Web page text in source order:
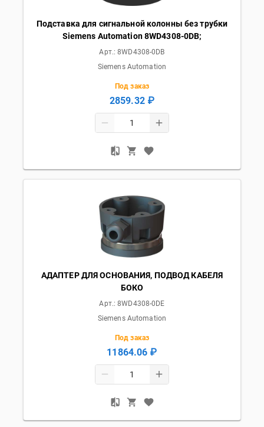
Подставка для сигнальной колонны без трубки
Siemens Automation 8WD4308-0DB;
Арт.:8WD4308-0DB
Siemens Automation
Под заказ
2859.32 ₽
АДАПТЕР ДЛЯ ОСНОВАНИЯ, ПОДВОД КАБЕЛЯ
БОКО
Арт.:8WD4308-0DE
Siemens Automation
Под заказ
11864.06 ₽